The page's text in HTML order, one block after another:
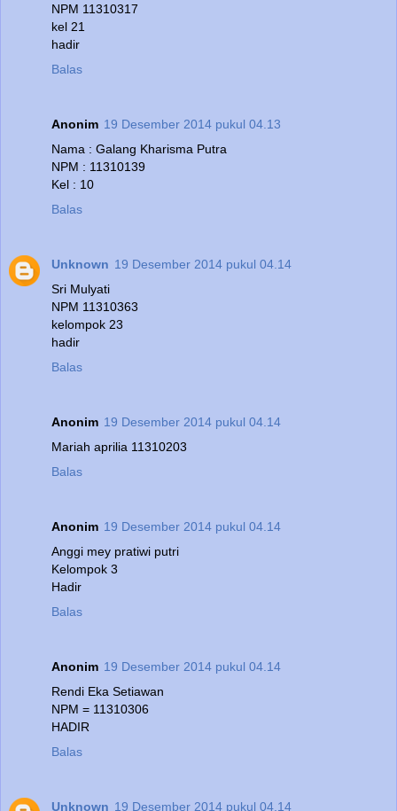
NPM 11310317
kel 21
hadir
Balas
Anonim 19 Desember 2014 pukul 04.13
Nama : Galang Kharisma Putra
NPM : 11310139
Kel : 10
Balas
Unknown 19 Desember 2014 pukul 04.14
Sri Mulyati
NPM 11310363
kelompok 23
hadir
Balas
Anonim 19 Desember 2014 pukul 04.14
Mariah aprilia 11310203
Balas
Anonim 19 Desember 2014 pukul 04.14
Anggi mey pratiwi putri
Kelompok 3
Hadir
Balas
Anonim 19 Desember 2014 pukul 04.14
Rendi Eka Setiawan
NPM = 11310306
HADIR
Balas
Unknown 19 Desember 2014 pukul 04.14